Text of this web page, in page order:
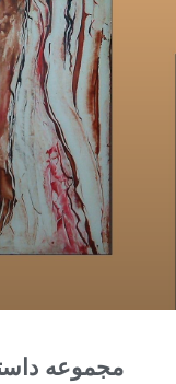
مجموعه